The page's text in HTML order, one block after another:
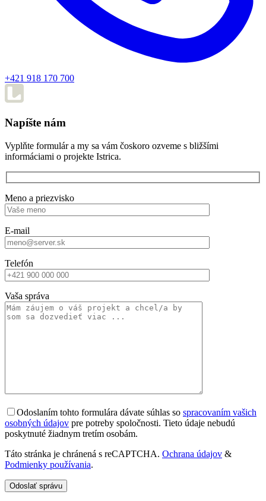
+421 918 170 700
Napíšte nám
Vyplňte formulár a my sa vám čoskoro ozveme s bližšími
informáciami o projekte Istrica.
Meno a priezvisko
E-mail
Telefón
Vaša správa
Odoslaním tohto formulára dávate súhlas so spracovaním vašich
osobných údajov pre potreby spoločnosti. Tieto údaje nebudú
poskytnuté žiadnym tretím osobám.
Táto stránka je chránená s reCAPTCHA. Ochrana údajov &
Podmienky používania.
Odoslať správu